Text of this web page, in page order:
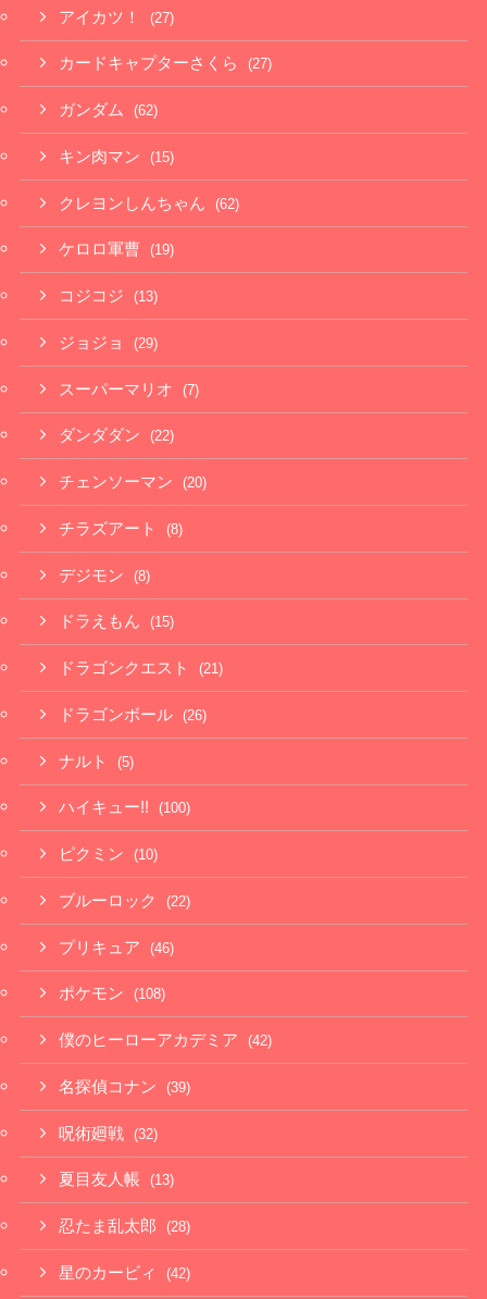
アイカツ！ (27)
カードキャプターさくら (27)
ガンダム (62)
キン肉マン (15)
クレヨンしんちゃん (62)
ケロロ軍曹 (19)
コジコジ (13)
ジョジョ (29)
スーパーマリオ (7)
ダンダダン (22)
チェンソーマン (20)
チラズアート (8)
デジモン (8)
ドラえもん (15)
ドラゴンクエスト (21)
ドラゴンボール (26)
ナルト (5)
ハイキュー!! (100)
ピクミン (10)
ブルーロック (22)
プリキュア (46)
ポケモン (108)
僕のヒーローアカデミア (42)
名探偵コナン (39)
呪術廻戦 (32)
夏目友人帳 (13)
忍たま乱太郎 (28)
星のカービィ (42)